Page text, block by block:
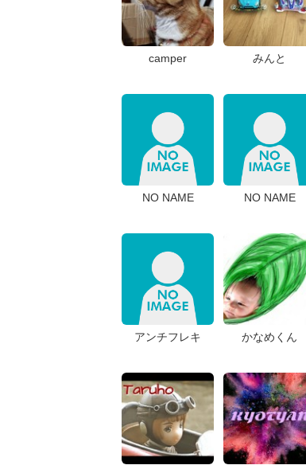
camper みんと
NO NAME NO NAME
アンチフレキ かなめくん